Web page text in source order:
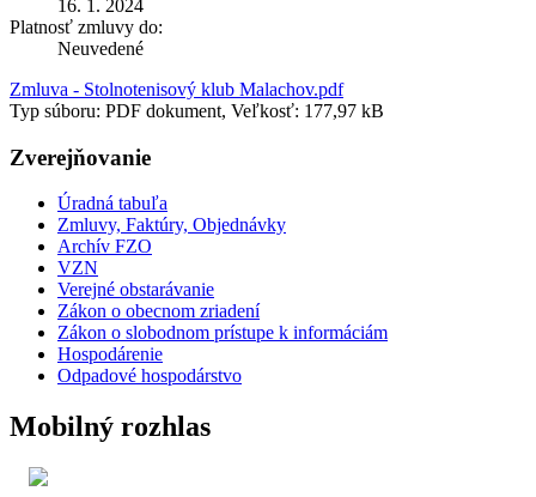
16. 1. 2024
Platnosť zmluvy do:
Neuvedené
Zmluva - Stolnotenisový klub Malachov.pdf
Typ súboru: PDF dokument, Veľkosť: 177,97 kB
Zverejňovanie
Úradná tabuľa
Zmluvy, Faktúry, Objednávky
Archív FZO
VZN
Verejné obstarávanie
Zákon o obecnom zriadení
Zákon o slobodnom prístupe k informáciám
Hospodárenie
Odpadové hospodárstvo
Mobilný rozhlas